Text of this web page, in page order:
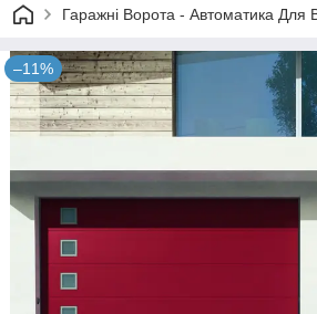
Гаражні Ворота - Автоматика Для
–11%